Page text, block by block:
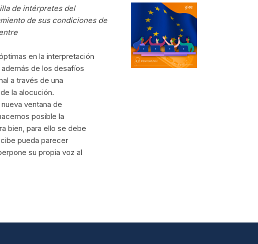
de intérpretes del
de sus condiciones de
en la interpretación
de los desafíos
a través de una
la alocución.
ventana de
posible la
bien, para ello se debe
pueda parecer
su propia voz al